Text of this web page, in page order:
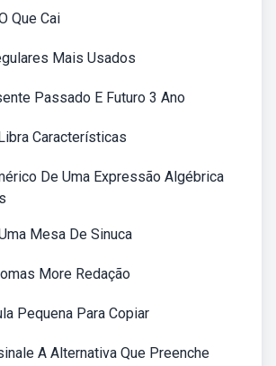
Que Cai
Mais Usados
Passado E Futuro 3 Ano
Características
De Uma Expressão Algébrica
Mesa De Sinuca
More Redação
Pequena Para Copiar
A Alternativa Que Preenche